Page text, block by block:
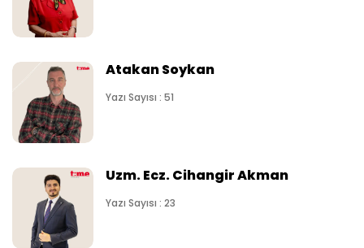
Atakan Soykan
Yazı Sayısı : 51
Uzm. Ecz. Cihangir Akman
Yazı Sayısı : 23